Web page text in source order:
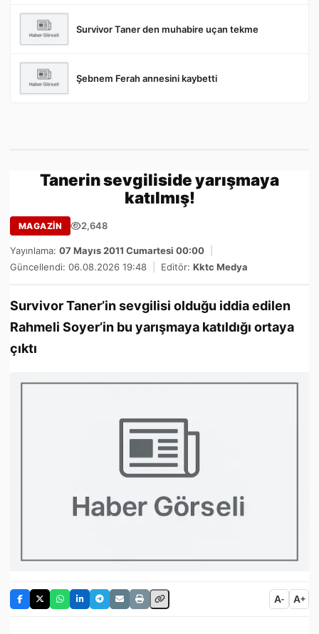
Survivor Taner den muhabire uçan tekme
Şebnem Ferah annesini kaybetti
Tanerin sevgiliside yarışmaya
katılmış!
MAGAZİN 2,648
Yayınlama: 07 Mayıs 2011 Cumartesi 00:00
Güncellendi: 06.08.2026 19:48
Editör: Kktc Medya
Survivor Taner’in sevgilisi olduğu iddia edilen
Rahmeli Soyer’in bu yarışmaya katıldığı ortaya
çıktı
A- A+